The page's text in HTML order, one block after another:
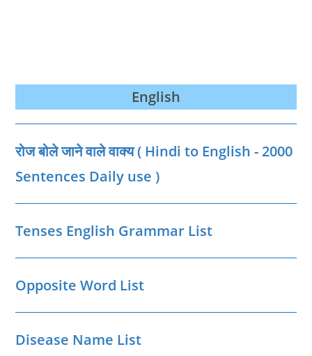
English
रोज बोले जाने वाले वाक्‍य ( Hindi to English - 2000
Sentences Daily use )
Tenses English Grammar List
Opposite Word List
Disease Name List